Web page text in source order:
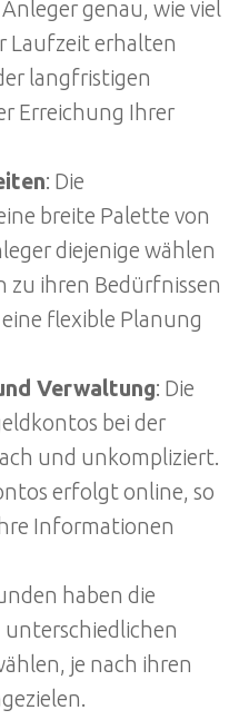
genau, wie viel
Laufzeit erhalten
langfristigen
Erreichung Ihrer
: Die
breite Palette von
diejenige wählen
zu ihren Bedürfnissen
flexible Planung
Verwaltung: Die
bei der
und unkompliziert.
erfolgt online, so
Informationen
haben die
je nach ihren